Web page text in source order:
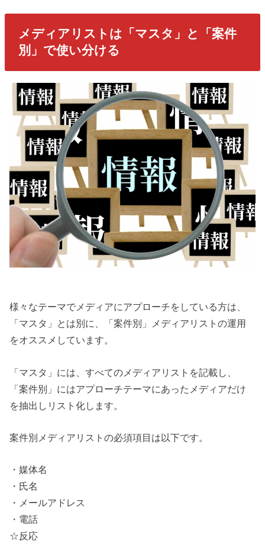
メディアリストは「マスタ」と「案件
別」で使い分ける
様々なテーマでメディアにアプローチをしている方は、
「マスタ」とは別に、「案件別」メディアリストの運用
をオススメしています。
「マスタ」には、すべてのメディアリストを記載し、
「案件別」にはアプローチテーマにあったメディアだけ
を抽出しリスト化します。
案件別メディアリストの必須項目は以下です。
・媒体名
・氏名
・メールアドレス
・電話
☆反応